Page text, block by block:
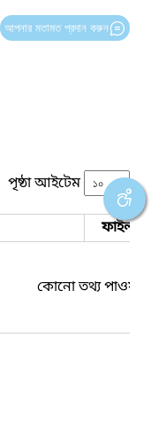
আপনার মতামত প্রদান করুন
পৃষ্ঠা আইটেম
ফাইল
কোনো তথ্য পাওয়া